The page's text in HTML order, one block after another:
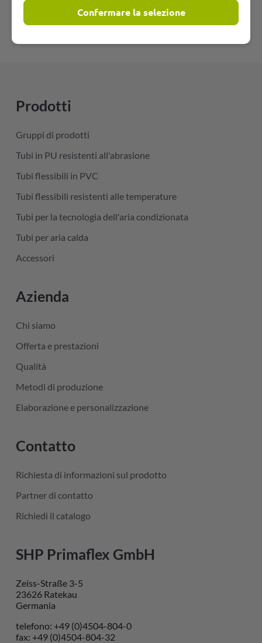
Prodotti
Gruppi di prodotti
Tubi in PU resistenti all'abrasione
Tubi flessibili in PVC
Tubi flessibili resistenti alle temperature
Tubi per la tecnologia dell'aria condizionata
Tubi per aria calda
Accessori
Azienda
Chi siamo
Offerta e prestazioni
Qualità
Metodi di produzione
Elaborazione e personalizzazione
Contatto
Richiesta di informazioni sul prodotto
Partner di contatto
Richiedi il catalogo
SHP Primaflex GmbH
Zeiss-Straße 3-5
23626 Ratekau
Germania
telefono: +49 (0)4504-804-0
fax: +49 (0)4504-804-32
Confermare la selezione